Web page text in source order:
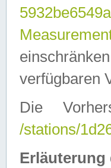
verfügbaren
Die
/stations/
Erläuterung